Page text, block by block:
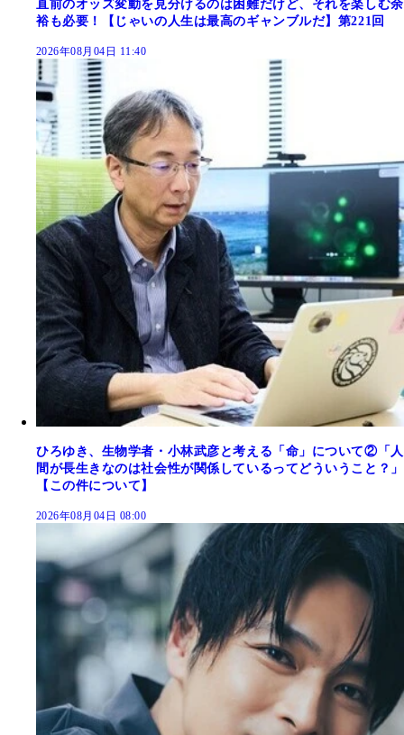
直前のオッズ変動を見分けるのは困難だけど、それを楽しむ余
裕も必要！【じゃいの人生は最高のギャンブルだ】第221回
2026年08月04日 11:40
ひろゆき、生物学者・小林武彦と考える「命」について②「人
間が長生きなのは社会性が関係しているってどういうこと？」
【この件について】
2026年08月04日 08:00